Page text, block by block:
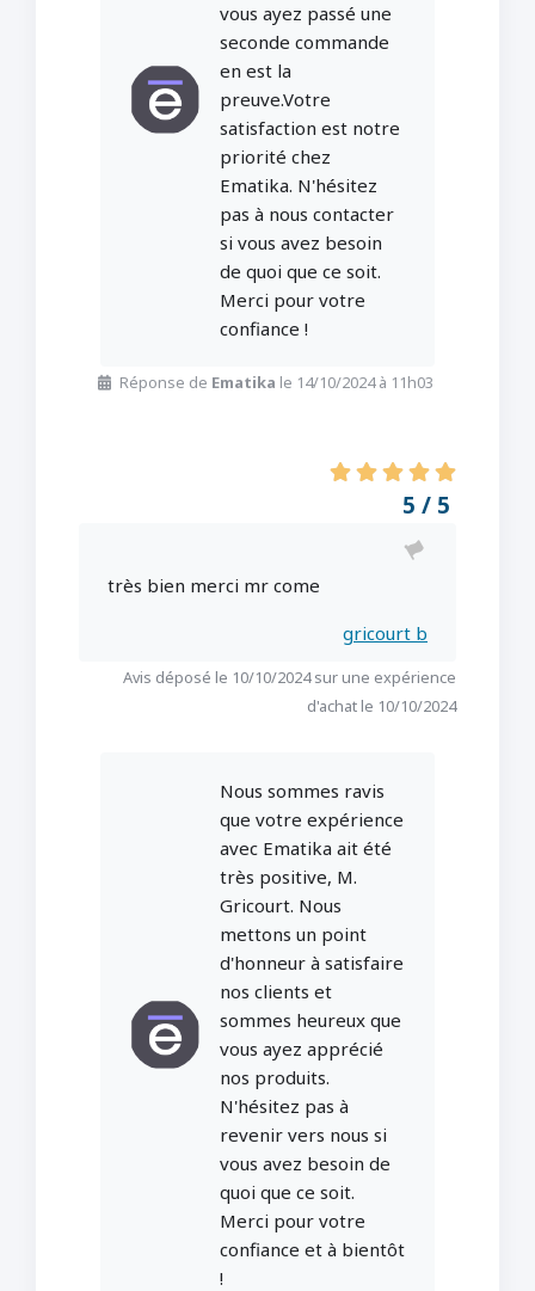
vous ayez passé une
seconde commande
en est la
preuve.Votre
satisfaction est notre
priorité chez
Ematika. N'hésitez
pas à nous contacter
si vous avez besoin
de quoi que ce soit.
Merci pour votre
confiance !
Réponse de Ematika le 14/10/2024 à 11h03
5 / 5
très bien merci mr come
gricourt b
Avis déposé le 10/10/2024 sur une expérience
d'achat le 10/10/2024
Nous sommes ravis
que votre expérience
avec Ematika ait été
très positive, M.
Gricourt. Nous
mettons un point
d'honneur à satisfaire
nos clients et
sommes heureux que
vous ayez apprécié
nos produits.
N'hésitez pas à
revenir vers nous si
vous avez besoin de
quoi que ce soit.
Merci pour votre
confiance et à bientôt
!